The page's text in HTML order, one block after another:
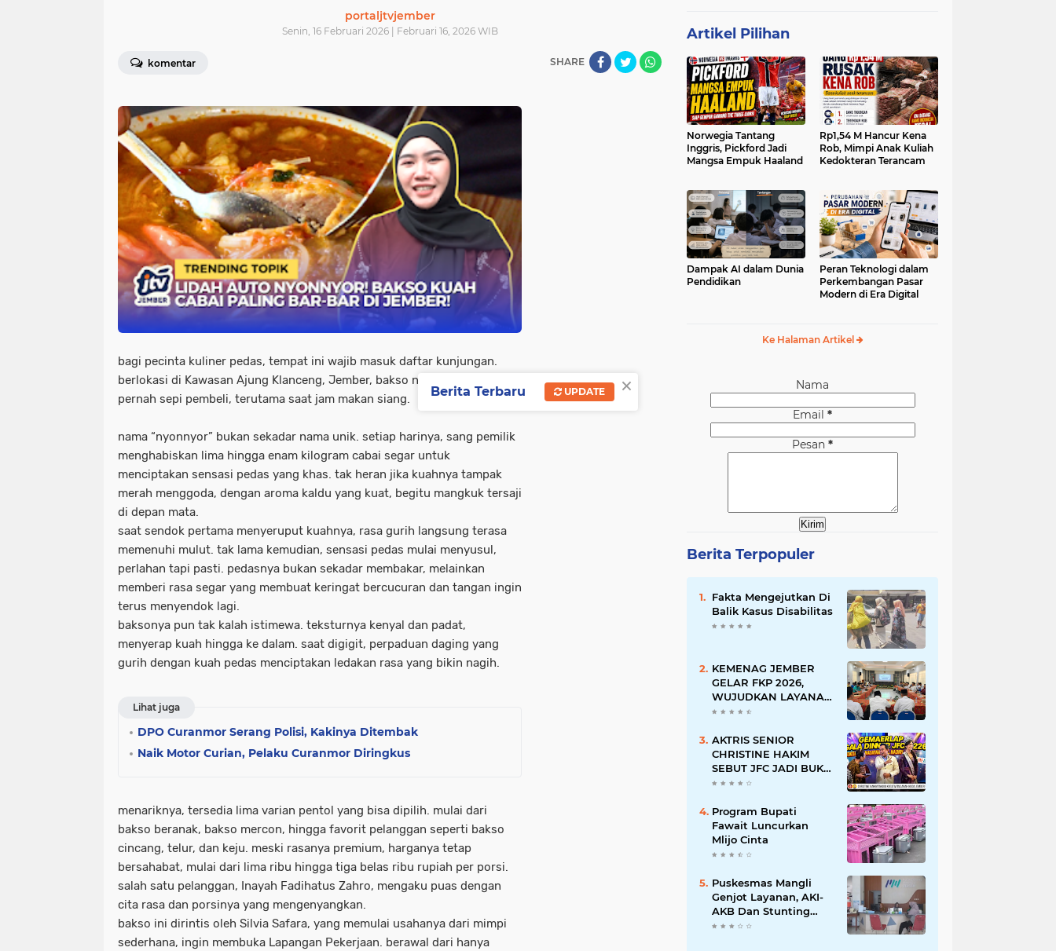
portaljtvjember
Senin, 16 Februari 2026 | Februari 16, 2026 WIB
komentar SHARE
bagi pecinta kuliner pedas, tempat ini wajib masuk daftar kunjungan.
berlokasi di Kawasan Ajung Klanceng, Jember, bakso nyonnyor 99 tak
pernah sepi pembeli, terutama saat jam makan siang.
nama “nyonnyor” bukan sekadar nama unik. setiap harinya, sang pemilik
menghabiskan lima hingga enam kilogram cabai segar untuk
menciptakan sensasi pedas yang khas. tak heran jika kuahnya tampak
merah menggoda, dengan aroma kaldu yang kuat, begitu mangkuk tersaji
di depan mata.
saat sendok pertama menyeruput kuahnya, rasa gurih langsung terasa
memenuhi mulut. tak lama kemudian, sensasi pedas mulai menyusul,
perlahan tapi pasti. pedasnya bukan sekadar membakar, melainkan
memberi rasa segar yang membuat keringat bercucuran dan tangan ingin
terus menyendok lagi.
baksonya pun tak kalah istimewa. teksturnya kenyal dan padat,
menyerap kuah hingga ke dalam. saat digigit, perpaduan daging yang
gurih dengan kuah pedas menciptakan ledakan rasa yang bikin nagih.
Lihat juga
DPO Curanmor Serang Polisi, Kakinya Ditembak
Naik Motor Curian, Pelaku Curanmor Diringkus
menariknya, tersedia lima varian pentol yang bisa dipilih. mulai dari
bakso beranak, bakso mercon, hingga favorit pelanggan seperti bakso
cincang, telur, dan keju. meski rasanya premium, harganya tetap
bersahabat, mulai dari lima ribu hingga tiga belas ribu rupiah per porsi.
salah satu pelanggan, Inayah Fadihatus Zahro, mengaku puas dengan
cita rasa dan porsinya yang mengenyangkan.
bakso ini dirintis oleh Silvia Safara, yang memulai usahanya dari mimpi
sederhana, ingin membuka Lapangan Pekerjaan. berawal dari hanya
Artikel Pilihan
Norwegia Tantang
Inggris, Pickford Jadi
Mangsa Empuk Haaland
Rp1,54 M Hancur Kena
Rob, Mimpi Anak Kuliah
Kedokteran Terancam
Dampak AI dalam Dunia
Pendidikan
Peran Teknologi dalam
Perkembangan Pasar
Modern di Era Digital
Ke Halaman Artikel
Nama
Email *
Pesan *
Berita Terpopuler
Fakta Mengejutkan Di
Balik Kasus Disabilitas
KEMENAG JEMBER
GELAR FKP 2026,
WUJUDKAN LAYANAN
BERSINAR DAN
AKTRIS SENIOR
CHRISTINE HAKIM
SEBUT JFC JADI BUKTI
KREATIVITAS ANAK
Program Bupati
Fawait Luncurkan
Mlijo Cinta
Puskesmas Mangli
Genjot Layanan, AKI-
AKB Dan Stunting
Ditekan
×
Berita Terbaru UPDATE